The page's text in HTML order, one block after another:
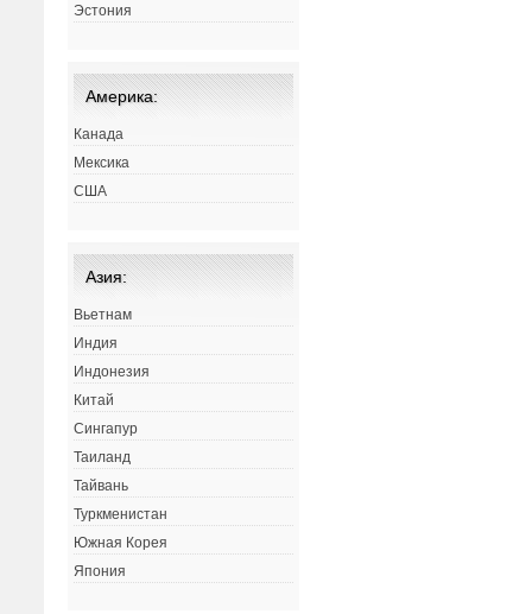
Эстония
Америка:
Канада
Мексика
США
Азия:
Вьетнам
Индия
Индонезия
Китай
Сингапур
Таиланд
Тайвань
Туркменистан
Южная Корея
Япония